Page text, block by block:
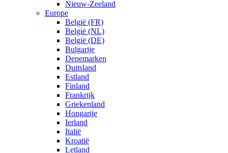
Nieuw-Zeeland
Europe
België (FR)
België (NL)
België (DE)
Bulgarije
Denemarken
Duitsland
Estland
Finland
Frankrijk
Griekenland
Hongarije
Ierland
Italië
Kroatië
Letland